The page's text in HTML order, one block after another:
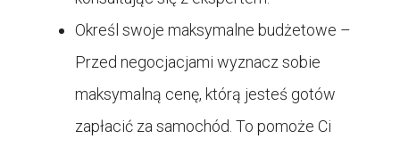
Określ swoje maksymalne budżetowe –
Przed negocjacjami wyznacz sobie
maksymalną cenę, którą jesteś gotów
zapłacić za samochód. To pomoże Ci